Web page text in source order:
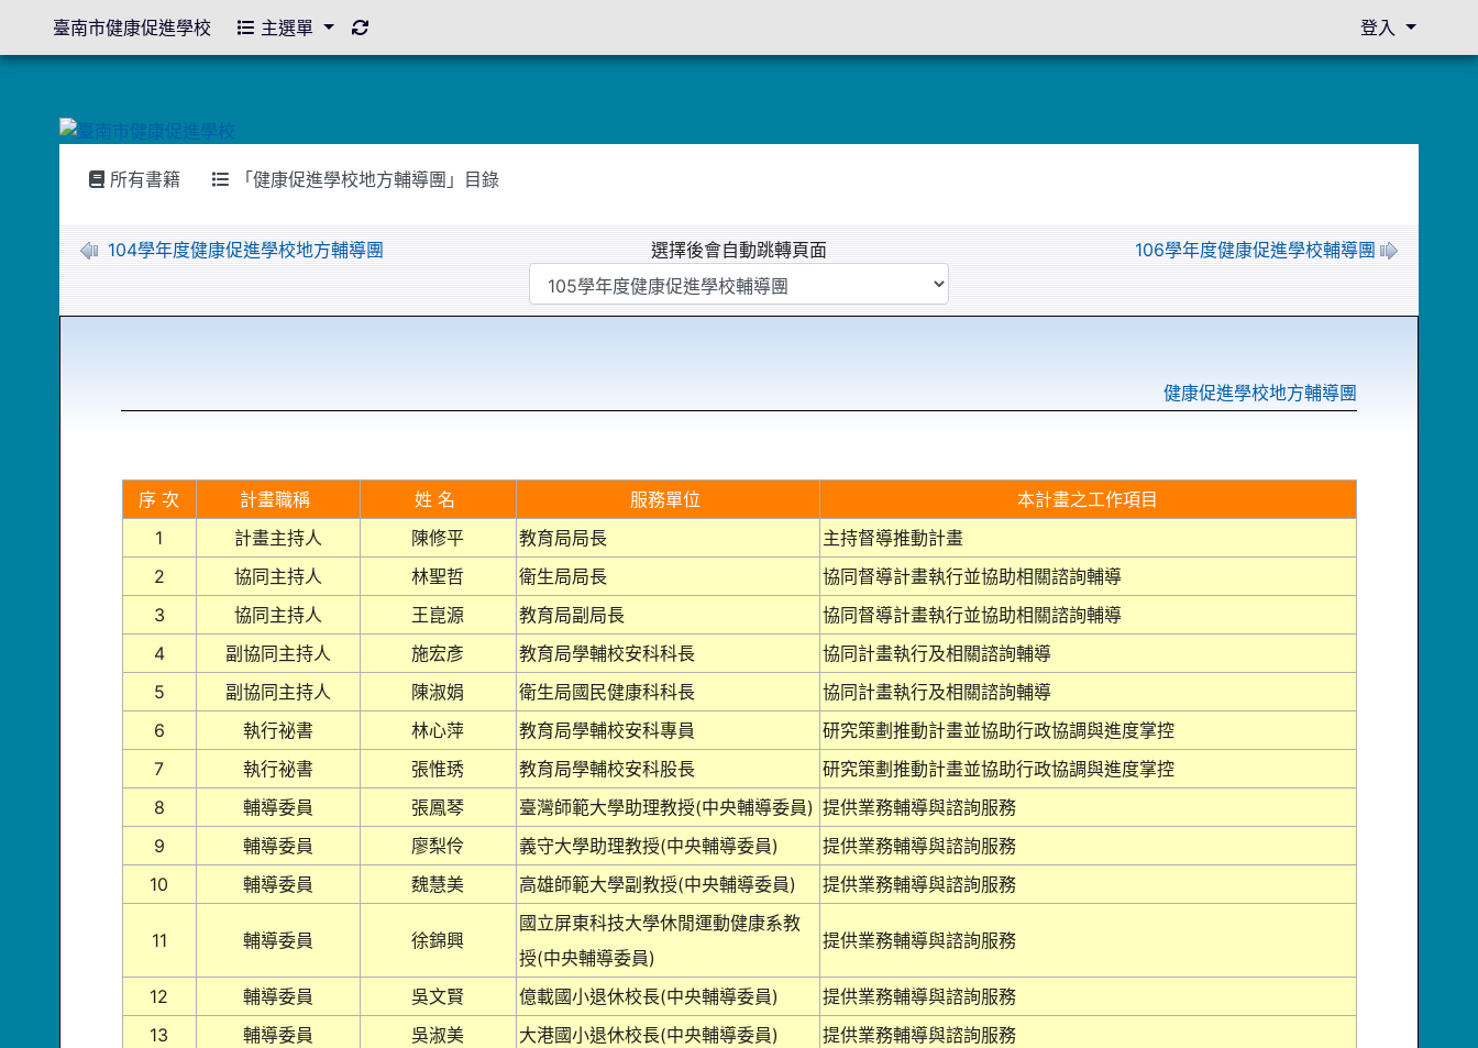
所有書籍 「健康促進學校地方輔導團」目錄
104學年度健康促進學校地方輔導團 選擇後會自動跳轉頁面 106學年度健康促進學校輔導團
健康促進學校地方輔導團
Empty Title
序 次 計畫職稱 姓 名 服務單位
本計畫之工作項目
1
計畫主持人 陳修平 教育局局長
主持督導推動計畫
2
協同主持人 林聖哲 衛生局局長
協同督導計畫執行並協助相關諮詢輔導
3
協同主持人 王崑源 教育局副局長
協同督導計畫執行並協助相關諮詢輔導
4
副協同主持人 施宏彥 教育局學輔校安科科長
協同計畫執行及相關諮詢輔導
5
副協同主持人 陳淑娟 衛生局國民健康科科長
協同計畫執行及相關諮詢輔導
6
執行祕書 林心萍 教育局學輔校安科專員
研究策劃推動計畫並協助行政協調與進度掌控
7
執行祕書 張惟琇 教育局學輔校安科股長
研究策劃推動計畫並協助行政協調與進度掌控
8
輔導委員 張鳳琴 臺灣師範大學助理教授(中央輔導委員) 提供業務輔導與諮詢服務
9
輔導委員 廖梨伶 義守大學助理教授(中央輔導委員)
提供業務輔導與諮詢服務
10
輔導委員 魏慧美 高雄師範大學副教授(中央輔導委員) 提供業務輔導與諮詢服務
11 輔導委員 徐錦興
國立屏東科技大學休閒運動健康系教
授(中央輔導委員)
提供業務輔導與諮詢服務
12 輔導委員 吳文賢 億載國小退休校長(中央輔導委員)
提供業務輔導與諮詢服務
13
輔導委員 吳淑美 大港國小退休校長(中央輔導委員)
提供業務輔導與諮詢服務
臺南市健康促進學校 主選單 重新取得佈景設定 登入